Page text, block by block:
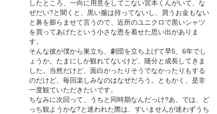
したところ、一向に用意をしてこない宮本くんがいて、な
ぜだい?と聞くと、黒い服は持ってないし、買うお金もない
と鼻を膨らませて言うので、近所のユニクロで黒いシャツ
を買ってあげたという小さな恩を着せた思い出がありま
す。
そんな彼が僕から巣立ち、劇団を立ち上げて早5、6年でし
ょうか。たまにしか観れてないけど、随分と成長してきま
した。当然だけど、面白かったりそうでなかったりもする
のだけど、毎回楽しみなのはなぜだろう。ともかく、是非
一度観ていただきたいです。
ちなみに次回って、うちと同時期なんだっけ?あ、では、ど
っち観ようかな?と迷われた際は、すいませんが迷わずうち